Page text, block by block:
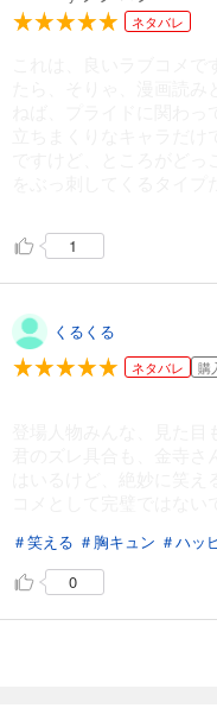
ネタバレ
1
くるくる
ネタバレ 購
＃笑える ＃胸キュン ＃ハッ
0